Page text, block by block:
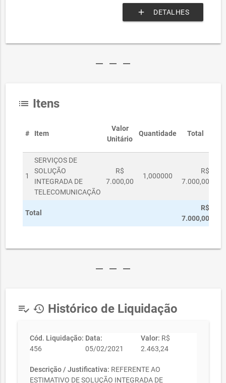
add DETALHES
remove remove remove
list Itens
# Item
Valor
Unitário
Quantidade Total
1
SERVIÇOS DE
SOLUÇÃO
INTEGRADA DE
TELECOMUNICAÇÃO
R$
7.000,00
1,000000
R$
7.000,00
Total
R$
7.000,00
remove remove remove
playlist_add_check history Histórico de Liquidação
Cód. Liquidação:
456
Data:
05/02/2021
Valor: R$
2.463,24
Descrição / Justificativa: REFERENTE AO
ESTIMATIVO DE SOLUÇÃO INTEGRADA DE